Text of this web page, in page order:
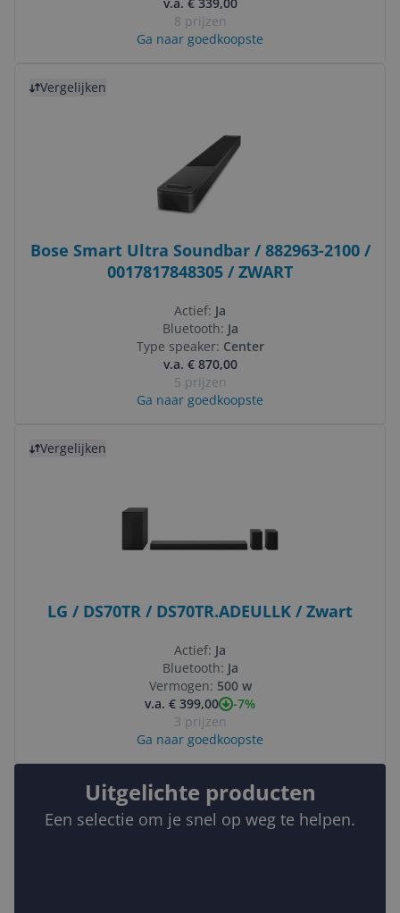
8 prijzen
Ga naar goedkoopste
Vergelijken
Bose Smart Ultra Soundbar / 882963-2100 /
0017817848305 / ZWART
Actief: Ja
Bluetooth: Ja
Type speaker: Center
v.a. € 870,00
5 prijzen
Ga naar goedkoopste
Vergelijken
LG / DS70TR / DS70TR.ADEULLK / Zwart
Actief: Ja
Bluetooth: Ja
Vermogen: 500 w
v.a. € 399,00
-7%
3 prijzen
Ga naar goedkoopste
Uitgelichte producten
Een selectie om je snel op weg te helpen.